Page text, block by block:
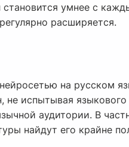
умнее с
расширяется.
на русском
не испытывая языкового
аудитории. В
найдут его крайне